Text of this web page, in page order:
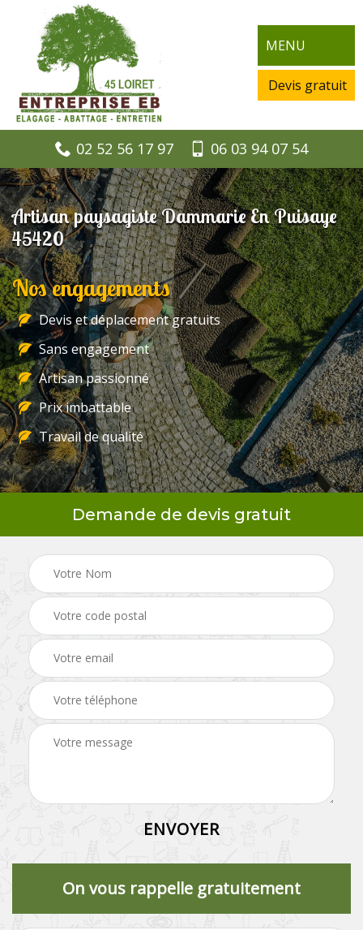
MENU
Devis gratuit
02 52 56 17 97 06 03 94 07 54
Artisan paysagiste Dammarie En Puisaye
45420
Nos engagements
Devis et déplacement gratuits
Sans engagement
Artisan passionné
Prix imbattable
Travail de qualité
Demande de devis gratuit
On vous rappelle gratuitement